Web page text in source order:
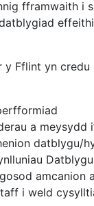
fframwaith i
y Fflint yn
a meysydd
datblygu/
amcanion
i weld